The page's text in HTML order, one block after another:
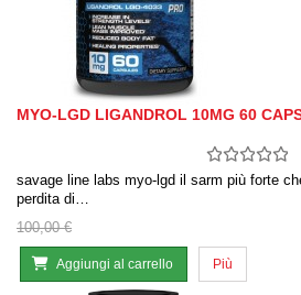
MYO-LGD LIGANDROL 10MG 60
savage line labs myo-lgd il sarm più forte
perdita di…
100,00 €
Aggiungi al carrello Più